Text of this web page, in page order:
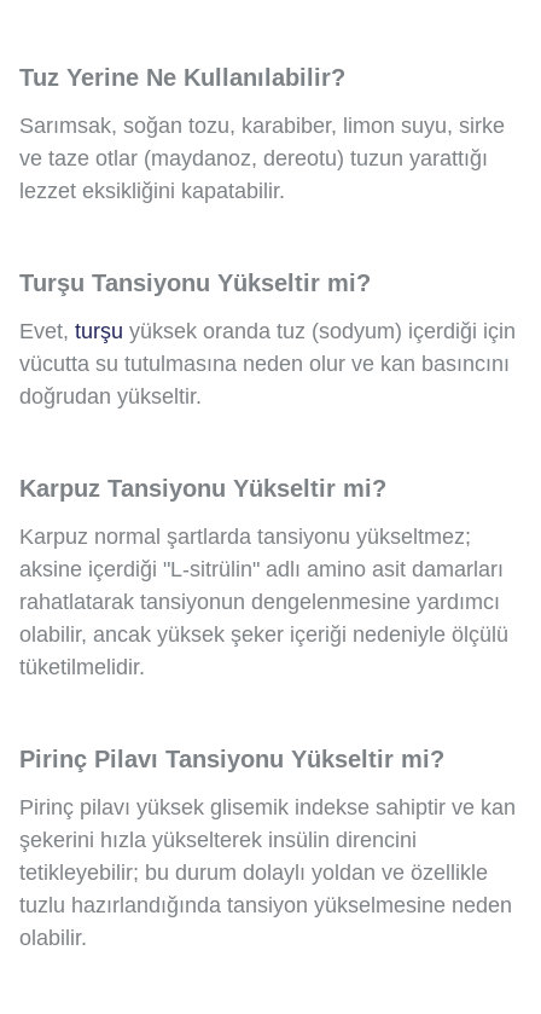
Tuz Yerine Ne Kullanılabilir?
Sarımsak, soğan tozu, karabiber, limon suyu, sirke
ve taze otlar (maydanoz, dereotu) tuzun yarattığı
lezzet eksikliğini kapatabilir.
Turşu Tansiyonu Yükseltir mi?
Evet, turşu yüksek oranda tuz (sodyum) içerdiği için
vücutta su tutulmasına neden olur ve kan basıncını
doğrudan yükseltir.
Karpuz Tansiyonu Yükseltir mi?
Karpuz normal şartlarda tansiyonu yükseltmez;
aksine içerdiği "L-sitrülin" adlı amino asit damarları
rahatlatarak tansiyonun dengelenmesine yardımcı
olabilir, ancak yüksek şeker içeriği nedeniyle ölçülü
tüketilmelidir.
Pirinç Pilavı Tansiyonu Yükseltir mi?
Pirinç pilavı yüksek glisemik indekse sahiptir ve kan
şekerini hızla yükselterek insülin direncini
tetikleyebilir; bu durum dolaylı yoldan ve özellikle
tuzlu hazırlandığında tansiyon yükselmesine neden
olabilir.